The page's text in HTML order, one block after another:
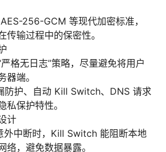
256-GCM 等现代加密标准，
传输过程中的保密性。
格无日志”策略，尽量避免将用户
器端。
防护、自动 Kill Switch、DNS 请求
私保护特性。
计
外中断时，Kill Switch 能阻断本地
络，避免数据暴露。